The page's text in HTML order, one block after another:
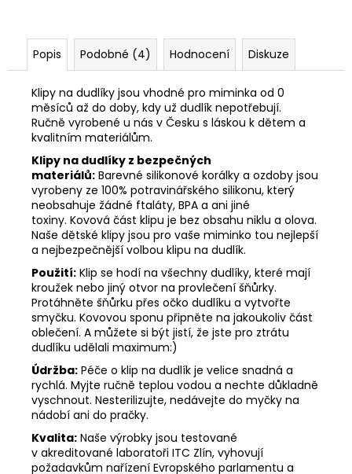
Popis Podobné (4) Hodnocení Diskuze
Klipy na dudlíky jsou vhodné pro miminka od 0
měsíců až do doby, kdy už dudlík nepotřebují.
Ručně vyrobené u nás v Česku s láskou k dětem a
kvalitním materiálům.
Klipy na dudlíky z bezpečných
materiálů: Barevné silikonové korálky a ozdoby jsou
vyrobeny ze 100% potravinářského silikonu, který
neobsahuje žádné ftaláty, BPA a ani jiné
toxiny. Kovová část klipu je bez obsahu niklu a olova.
Naše dětské klipy jsou pro vaše miminko tou nejlepší
a nejbezpečnější volbou klipu na dudlík.
Použití: Klip se hodí na všechny dudlíky, které mají
kroužek nebo jiný otvor na provlečení šňůrky.
Protáhněte šňůrku přes očko dudlíku a vytvořte
smyčku. Kovovou sponu připněte na jakoukoliv část
oblečení. A můžete si být jistí, že jste pro ztrátu
dudlíku udělali maximum:)
Údržba: Péče o klip na dudlík je velice snadná a
rychlá. Myjte ručně teplou vodou a nechte důkladně
vyschnout. Nesterilizujte, nedávejte do myčky na
nádobí ani do pračky.
Kvalita: Naše výrobky jsou testované
v akreditované laboratoři ITC Zlín, vyhovují
požadavkům nařízení Evropského parlamentu a